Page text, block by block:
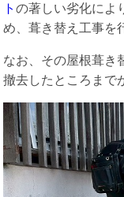
トの著しい劣化によ
め、葺き替え工事を
なお、その屋根葺き
撤去したところまで